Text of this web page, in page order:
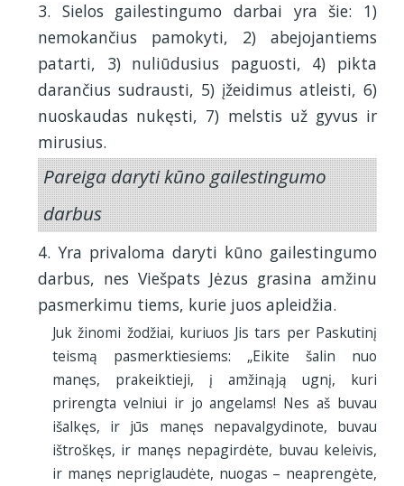
3. Sielos gailestingumo darbai yra šie: 1)
nemokančius pamokyti, 2) abejojantiems
patarti, 3) nuliūdusius paguosti, 4) pikta
darančius sudrausti, 5) įžeidimus atleisti, 6)
nuoskaudas nukęsti, 7) melstis už gyvus ir
mirusius.
Pareiga daryti kūno gailestingumo
darbus
4. Yra privaloma daryti kūno gailestingumo
darbus, nes Viešpats Jėzus grasina amžinu
pasmerkimu tiems, kurie juos apleidžia.
Juk žinomi žodžiai, kuriuos Jis tars per Paskutinį
teismą pasmerktiesiems: „Eikite šalin nuo
manęs, prakeiktieji, į amžinąją ugnį, kuri
prirengta velniui ir jo angelams! Nes aš buvau
išalkęs, ir jūs manęs nepavalgydinote, buvau
ištroškęs, ir manęs nepagirdėte, buvau keleivis,
ir manęs nepriglaudėte, nuogas – neaprengėte,